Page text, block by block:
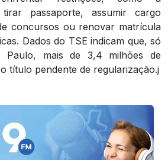
tirar passaporte, assumir cargo
concursos ou renovar matrícula
Dados do TSE indicam que, só
Paulo, mais de 3,4 milhões de
título pendente de regularização.j